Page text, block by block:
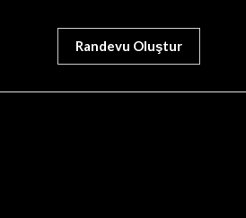
Randevu Oluştur